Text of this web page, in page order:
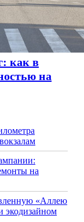
как в
на
на
«Аллею
экодизайном